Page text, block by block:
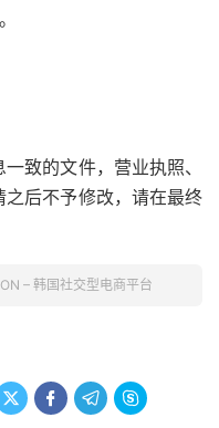
致的文件，营业执照、
后不予修改，请在最终
– 韩国社交型电商平台
   